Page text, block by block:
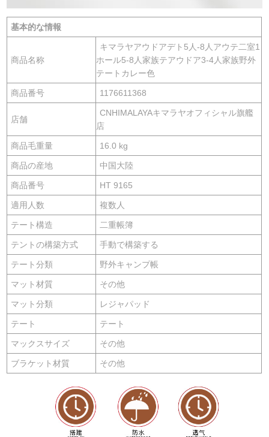
基本的な情報
商品名称
キマラヤアウドアデト5人-8人アウテ二室1
ホール5-8人家族テアウドア3-4人家族野外
テートカレー色
商品番号 1176611368
店舗
CNHIMALAYAキマラヤオフィシャル旗艦
店
商品毛重量 16.0 kg
商品の産地 中国大陸
商品番号 HT 9165
適用人数 複数人
テート構造 二重帳簿
テントの構築方式 手動で構築する
テート分類 野外キャンプ帳
マット材質 その他
マット分類 レジャパッド
テート テート
マックスサイズ その他
ブラケット材質 その他